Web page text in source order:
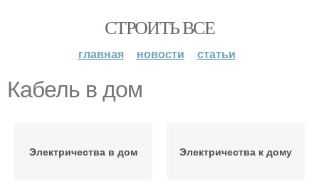
СТРОИТЬ ВСЕ
главная новости статьи
Кабель в дом
Электричества в дом Электричества к дому